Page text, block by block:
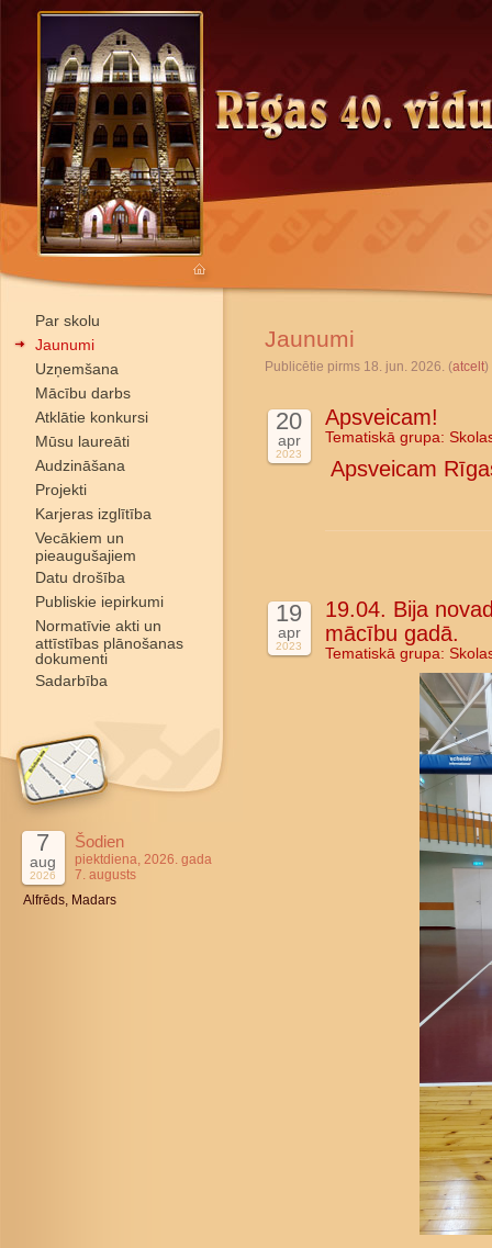
Par skolu
Jaunumi
Uzņemšana
Mācību darbs
Atklātie konkursi
Mūsu laureāti
Audzināšana
Projekti
Karjeras izglītība
Vecākiem un
pieaugušajiem
Datu drošība
Publiskie iepirkumi
Normatīvie akti un
attīstības plānošanas
dokumenti
Sadarbība
7
aug
2026
Šodien
piektdiena, 2026. gada
7. augusts
Alfrēds, Madars
Jaunumi
Publicētie pirms 18. jun. 2026. (atcelt)
20
apr
2023
Apsveicam!
Tematiskā grupa:
Apsveicam
19
apr
2023
19.04. Bija
mācību gadā.
Tematiskā grupa: